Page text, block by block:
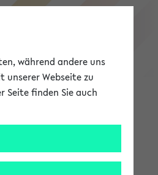
eKVV
während andere uns
unserer Webseite zu
Seite finden Sie auch